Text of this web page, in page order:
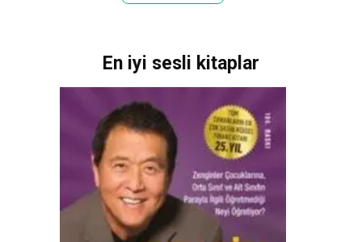
En iyi sesli kitaplar